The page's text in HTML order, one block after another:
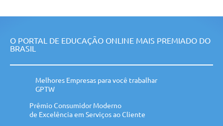
O PORTAL DE EDUCAÇÃO ONLINE MAIS PREMIADO DO
BRASIL
Melhores Empresas para você trabalhar
GPTW
Prêmio Consumidor Moderno
de Excelência em Serviços ao Cliente